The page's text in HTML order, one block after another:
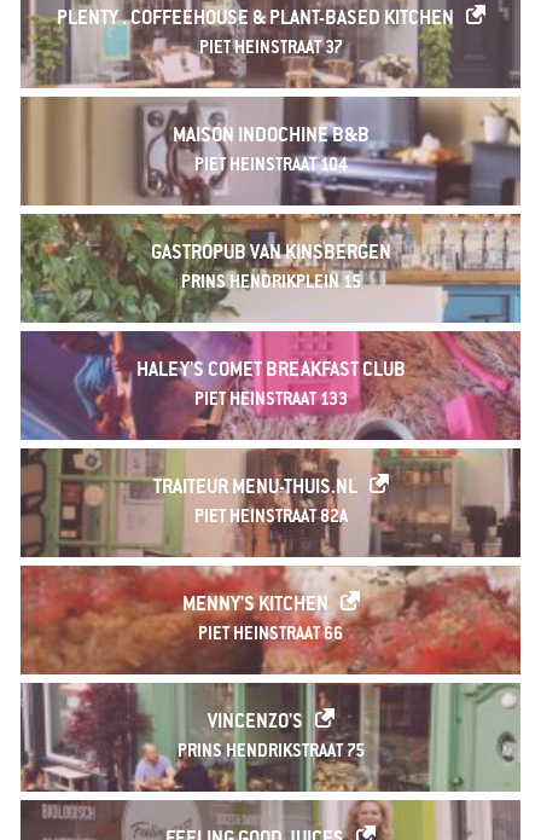
PLENTY . COFFEEHOUSE & PLANT-BASED KITCHEN
PIET HEINSTRAAT 37
MAISON INDOCHINE B&B
PIET HEINSTRAAT 104
GASTROPUB VAN KINSBERGEN
PRINS HENDRIKPLEIN 15
HALEY'S COMET BREAKFAST CLUB
PIET HEINSTRAAT 133
TRAITEUR MENU-THUIS.NL
PIET HEINSTRAAT 82A
MENNY'S KITCHEN
PIET HEINSTRAAT 66
VINCENZO'S
PRINS HENDRIKSTRAAT 75